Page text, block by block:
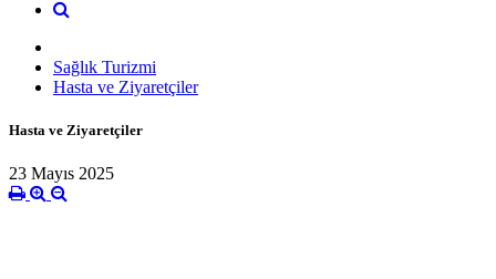
Sağlık Turizmi
Hasta ve Ziyaretçiler
Hasta ve Ziyaretçiler
23 Mayıs 2025